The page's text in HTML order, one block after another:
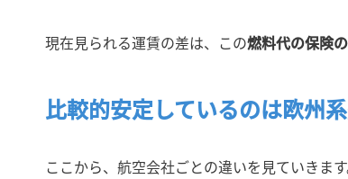
現在見られる運賃の差は、この燃料代の保険
比較的安定しているのは欧州
ここから、航空会社ごとの違いを見ていきます